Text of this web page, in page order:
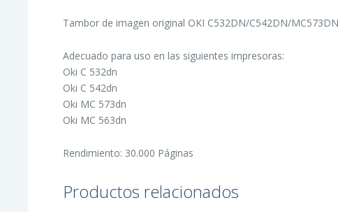
Tambor de imagen original OKI C532DN/C542DN/
Adecuado para uso en las siguientes impresoras:
Oki C 532dn
Oki C 542dn
Oki MC 573dn
Oki MC 563dn
Rendimiento: 30.000 Páginas
Productos relacionados